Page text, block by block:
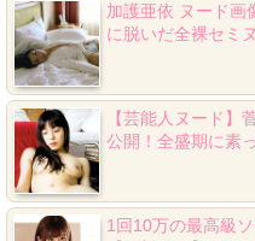
加護亜依 ヌード画
に脱いだ全裸セミ
【芸能人ヌード】
公開！全盛期に素
1回10万の最高級